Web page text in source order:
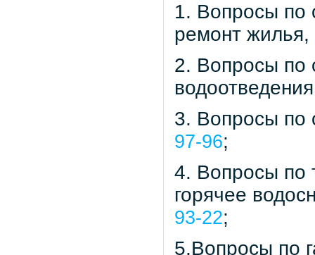
1. Вопросы по
ремонт
2. Вопросы по
3. Вопросы по
97-96;
4. Вопросы по
горячее
93-22;
5.Вопросы по